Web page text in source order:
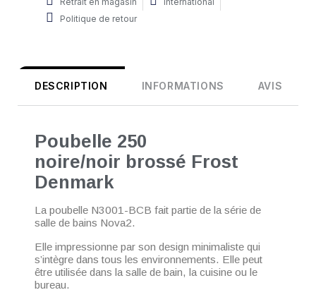
Politique de retour
DESCRIPTION INFORMATIONS AVIS
Poubelle 250
noire/noir brossé Frost
Denmark
La poubelle N3001-BCB fait partie de la série de
salle de bains Nova2.
Elle impressionne par son design minimaliste qui
s’intègre dans tous les environnements. Elle peut
être utilisée dans la salle de bain, la cuisine ou le
bureau.